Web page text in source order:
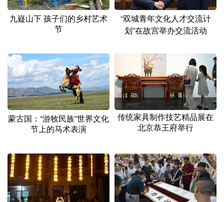
九嶷山下 孩子们的乡村艺术
节
“双城青年文化人才交流计
划”在故宫举办交流活动
蒙古国：“游牧民族”世界文化
节上的马术表演
传统家具制作技艺精品展在
北京恭王府举行